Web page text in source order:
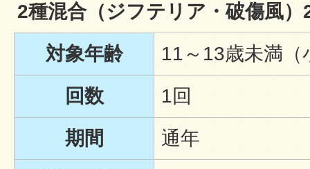
2種混合（ジフテリア・破傷風）
対象年齢
11～13歳未満（
回数
1回
期間
通年